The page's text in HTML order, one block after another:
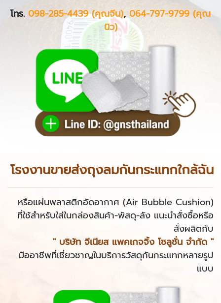
โทร. 098-285-4439 (คุณจีน),064-797-9799 (คุณ
นิว)
โรงงานขายส่งถุงลมกันกระแทกใกล้ฉัน
หรือแผ่นพลาสติกอัดอากาศ (Air Bubble Cushion)
ที่ใช้สำหรับใส่ในกล่องสินค้า-พัสดุ-ลัง แนะนำสั่งซื้อหรือ
สั่งผลิตกับ
" บริษัท จีเนียส แพคเกจจิ้ง โซลูชั่น จำกัด "
มืออาชีพที่เชี่ยวชาญในบริการวัสดุกันกระแทกหลายรูป
แบบ